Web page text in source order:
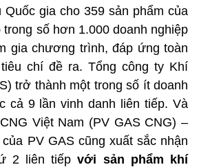
gia cho 359 sản phẩm của
trong số hơn 1.000 doanh nghiệp
gia chương trình, đáp ứng toàn
chí đề ra. Tổng công ty Khí
trở thành một trong số ít doanh
cả 9 lần vinh danh liên tiếp. Và
Việt Nam (PV GAS CNG) –
PV GAS cũng xuất sắc nhận
2 liên tiếp với sản phẩm khí